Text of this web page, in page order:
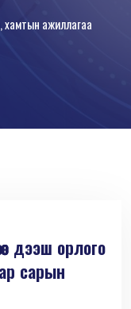
хамтын ажиллагаа
дээш орлого
сарын